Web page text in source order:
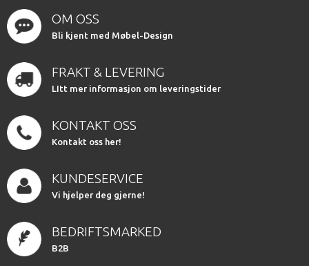
OM OSS
Bli kjent med Møbel-Design
FRAKT & LEVERING
LItt mer informasjon om leveringstider
KONTAKT OSS
Kontakt oss her!
KUNDESERVICE
Vi hjelper deg gjerne!
BEDRIFTSMARKED
B2B